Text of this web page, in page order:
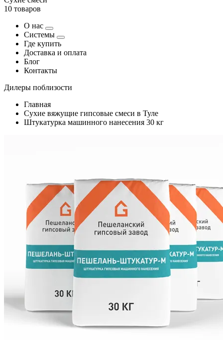
10 товаров
О нас
Системы
Где купить
Доставка и оплата
Блог
Контакты
Дилеры поблизости
Главная
Сухие вяжущие гипсовые смеси в Туле
Штукатурка машинного нанесения 30 кг